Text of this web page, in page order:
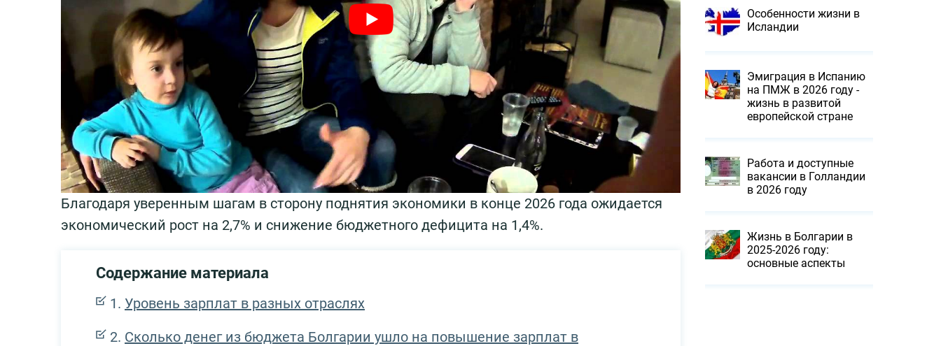
Благодаря уверенным шагам в сторону поднятия экономики в конце 2026 года ожидается
экономический рост на 2,7% и снижение бюджетного дефицита на 1,4%.
Содержание материала
Уровень зарплат в разных отраслях
Сколько денег из бюджета Болгарии ушло на повышение зарплат в
Особенности жизни в
Исландии
Эмиграция в Испанию
на ПМЖ в 2026 году -
жизнь в развитой
европейской стране
Работа и доступные
вакансии в Голландии
в 2026 году
Жизнь в Болгарии в
2025-2026 году:
основные аспекты